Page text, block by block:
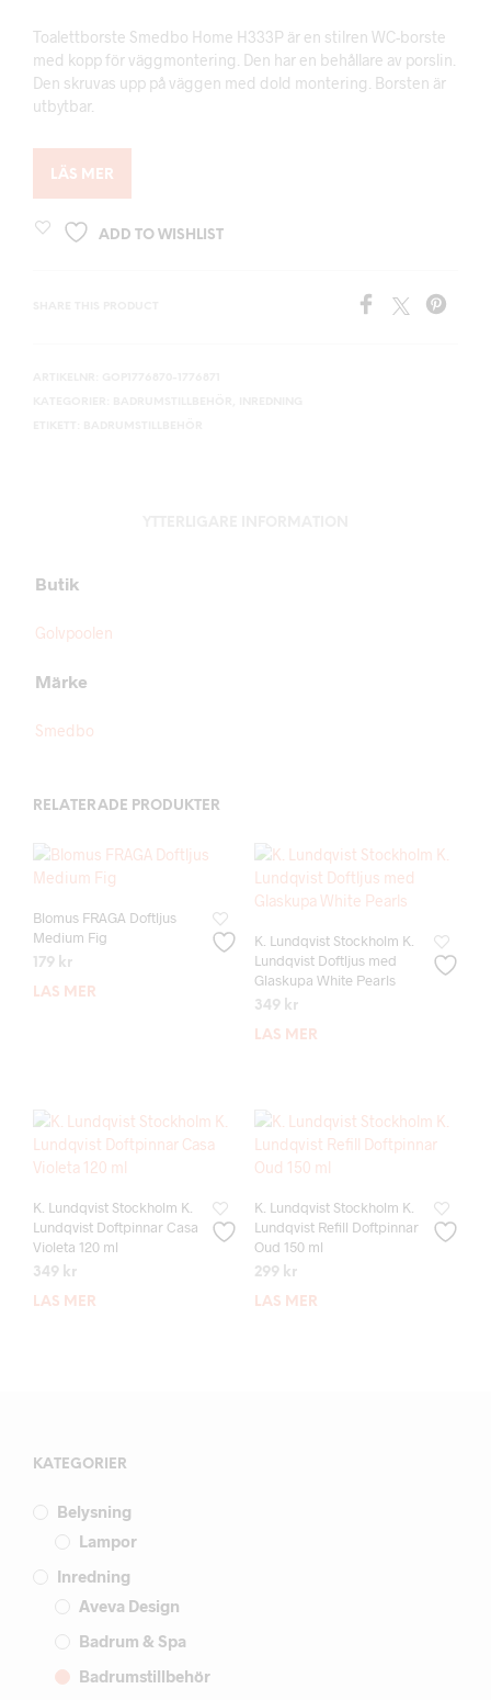
Toalettborste Smedbo Home H333P är en stilren WC-borste
med kopp för väggmontering. Den har en behållare av porslin.
Den skruvas upp på väggen med dold montering. Borsten är
utbytbar.
LÄS MER
ADD TO WISHLIST
Butik
Golvpoolen
Märke
Smedbo
RELATERADE PRODUKTER
Blomus FRAGA Doftljus
Medium Fig
179 kr
LÄS MER
K. Lundqvist Stockholm K.
Lundqvist Doftljus med
Glaskupa White Pearls
349 kr
LÄS MER
K. Lundqvist Stockholm K.
Lundqvist Doftpinnar Casa
Violeta 120 ml
349 kr
LÄS MER
K. Lundqvist Stockholm K.
Lundqvist Refill Doftpinnar
Oud 150 ml
299 kr
LÄS MER
KATEGORIER
Belysning
Lampor
Inredning
Aveva Design
Badrum & Spa
Badrumstillbehör